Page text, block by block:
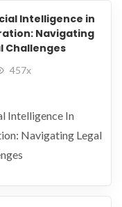
Intelligence in
Navigating
Challenges
457x
Intelligence In
Navigating Legal